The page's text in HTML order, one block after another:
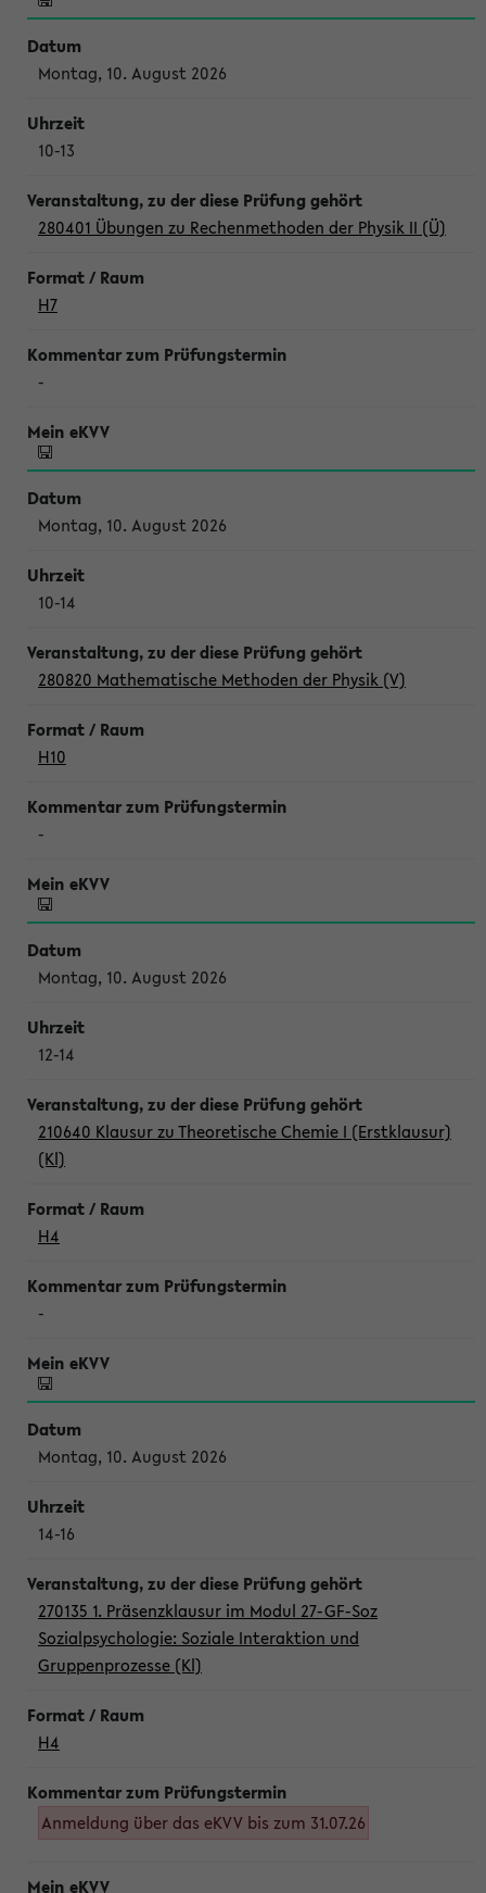
Montag, 10. August 2026
10-13
280401 Übungen zu Rechenmethoden der Physik II (Ü)
H7
-
Montag, 10. August 2026
10-14
280820 Mathematische Methoden der Physik (V)
H10
-
Montag, 10. August 2026
12-14
210640 Klausur zu Theoretische Chemie I (Erstklausur)
(Kl)
H4
-
Montag, 10. August 2026
14-16
270135 1. Präsenzklausur im Modul 27-GF-Soz
Sozialpsychologie: Soziale Interaktion und
Gruppenprozesse (Kl)
H4
Anmeldung über das eKVV bis zum 31.07.26